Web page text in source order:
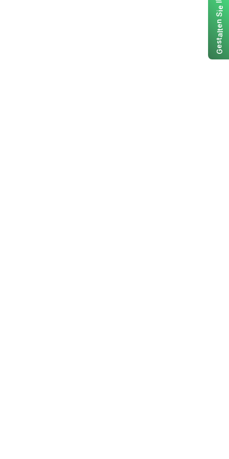
G
e
s
t
a
l
t
e
n
S
i
e
I